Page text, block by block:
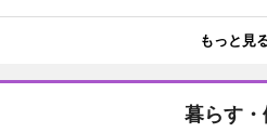
もっと見
暮らす・